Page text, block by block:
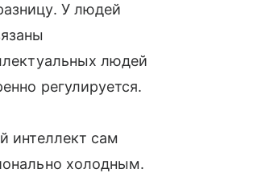
У людей
людей
регулируется.
интеллект сам
холодным.